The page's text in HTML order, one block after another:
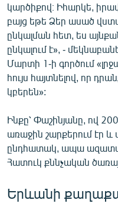
կարծիքով։ Իհարկե,
բայց եթե Ձեր ասած
ընկալման հետ, ես
ընկալում է», -
Մարտի 1-ի գործում
հույս հայտնելով, որ
կբերեն»:
Ինքը՝ Փաշինյանը, ով
առաջին շարքերում էր
ընդհատակ, ապա
Հատուկ քննչական
Երևանի